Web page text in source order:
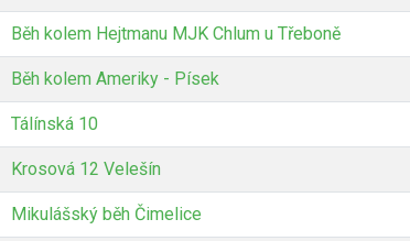
Běh kolem Hejtmanu MJK Chlum u Třeboně
Běh kolem Ameriky - Písek
Tálínská 10
Krosová 12 Velešín
Mikulášský běh Čimelice